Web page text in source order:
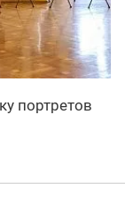
портретов